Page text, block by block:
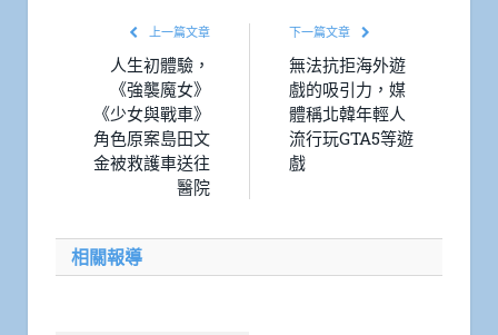
上一篇文章
人生初體驗，
《強襲魔女》
《少女與戰車》
角色原案島田文
金被救護車送往
醫院
下一篇文章
無法抗拒海外遊
戲的吸引力，媒
體稱北韓年輕人
流行玩GTA5等遊
戲
相關報導